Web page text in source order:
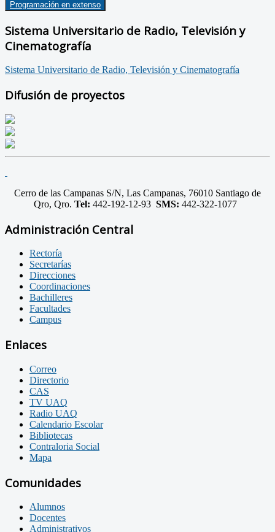
Programación en extenso
Sistema Universitario de Radio, Televisión y
Cinematografía
Sistema Universitario de Radio, Televisión y Cinematografía
Difusión de proyectos
Cerro de las Campanas S/N, Las Campanas, 76010 Santiago de
Qro, Qro. Tel: 442-192-12-93 SMS: 442-322-1077
Administración Central
Rectoría
Secretarías
Direcciones
Coordinaciones
Bachilleres
Facultades
Campus
Enlaces
Correo
Directorio
CAS
TV UAQ
Radio UAQ
Calendario Escolar
Bibliotecas
Contraloria Social
Mapa
Comunidades
Alumnos
Docentes
Administrativos